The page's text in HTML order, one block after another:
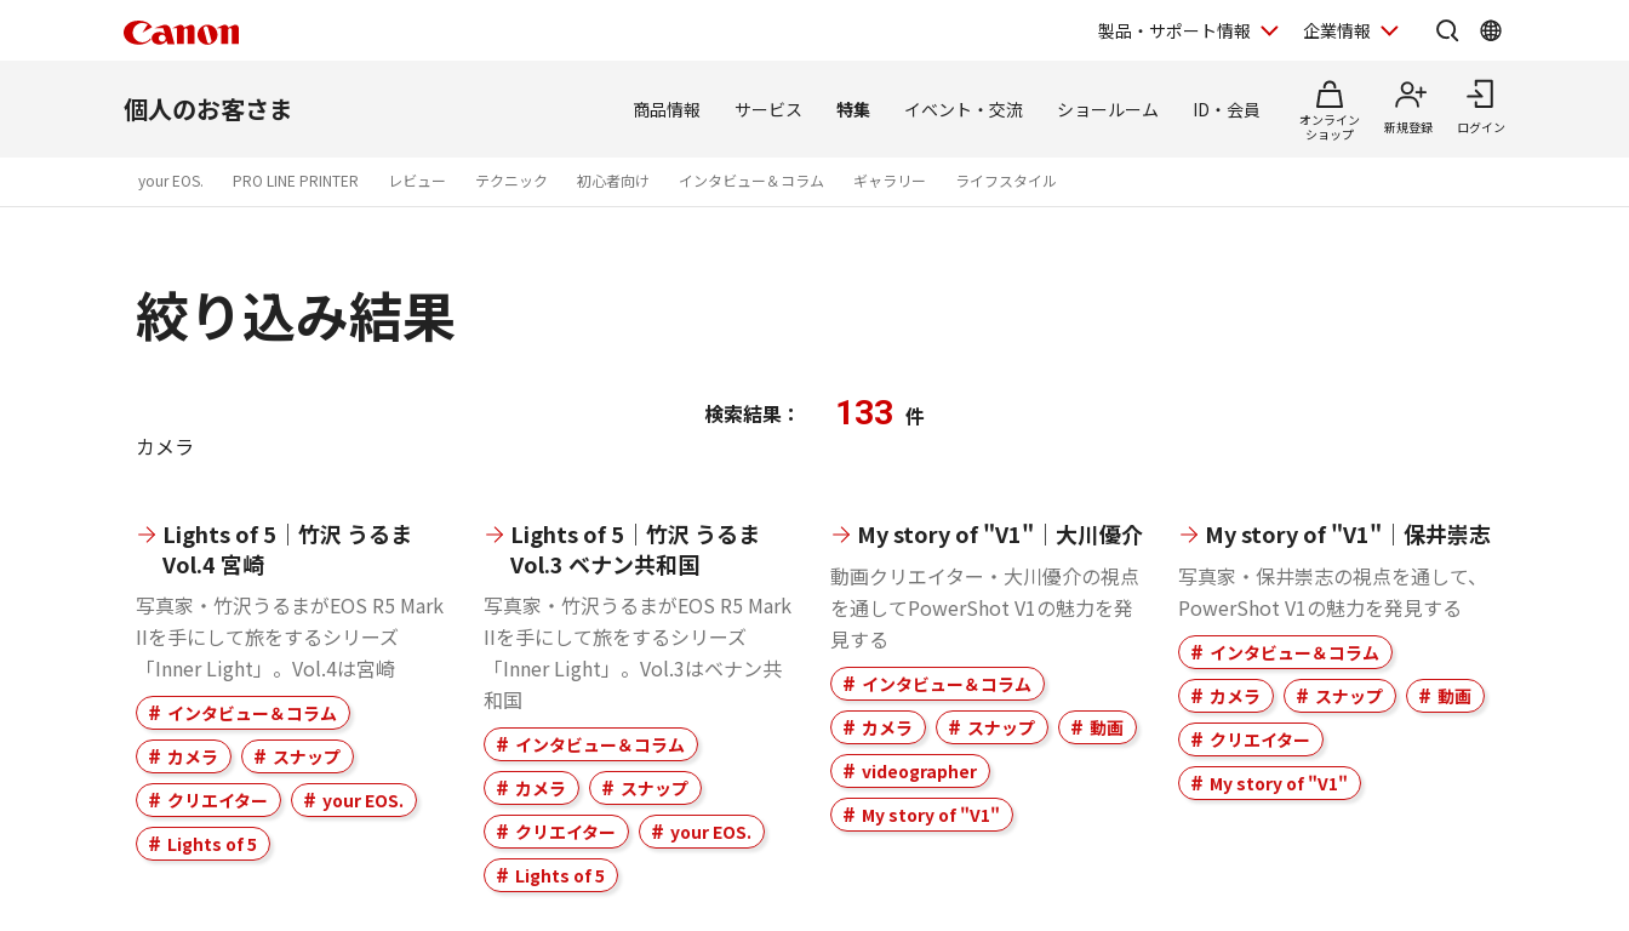
製品・サポート情報 企業情報
個人のお客さま 商品情報 サービス 特集 イベント・交流 ショールーム ID・会員
オンライン
ショップ
新規登録 ログイン
your EOS. PRO LINE PRINTER レビュー テクニック 初心者向け インタビュー＆コラム ギャラリー ライフスタイル
絞り込み結果
検索結果： 133 件
カメラ
Lights of 5｜竹沢 うるま
Vol.4 宮崎
写真家・竹沢うるまがEOS R5 Mark
IIを手にして旅をするシリーズ
「Inner Light」。Vol.4は宮崎
インタビュー＆コラム
カメラ
スナップ
クリエイター
your EOS.
Lights of 5
Lights of 5｜竹沢 うるま
Vol.3 ベナン共和国
写真家・竹沢うるまがEOS R5 Mark
IIを手にして旅をするシリーズ
「Inner Light」。Vol.3はベナン共
和国
インタビュー＆コラム
カメラ
スナップ
クリエイター
your EOS.
Lights of 5
My story of "V1"｜大川優介
動画クリエイター・大川優介の視点
を通してPowerShot V1の魅力を発
見する
インタビュー＆コラム
カメラ
スナップ
動画
videographer
My story of "V1"
My story of "V1"｜保井崇志
写真家・保井崇志の視点を通して、
PowerShot V1の魅力を発見する
インタビュー＆コラム
カメラ
スナップ
動画
クリエイター
My story of "V1"